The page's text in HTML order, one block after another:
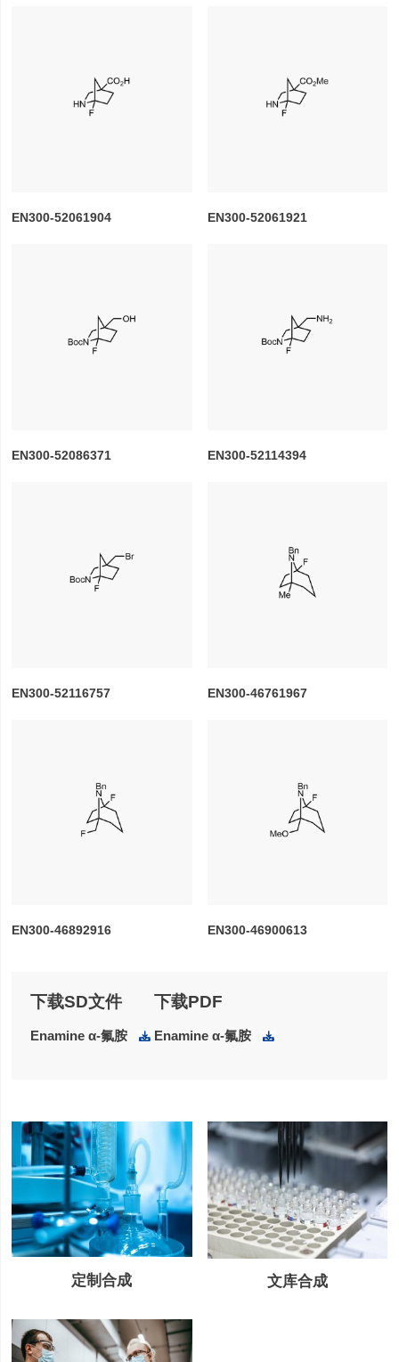
EN300-52061904 EN300-52061921
EN300-52086371 EN300-52114394
EN300-52116757 EN300-46761967
EN300-46892916 EN300-46900613
下载SD文件
Enamine α-氟胺 下载
下载PDF
Enamine α-氟胺 下载
定制合成 文库合成